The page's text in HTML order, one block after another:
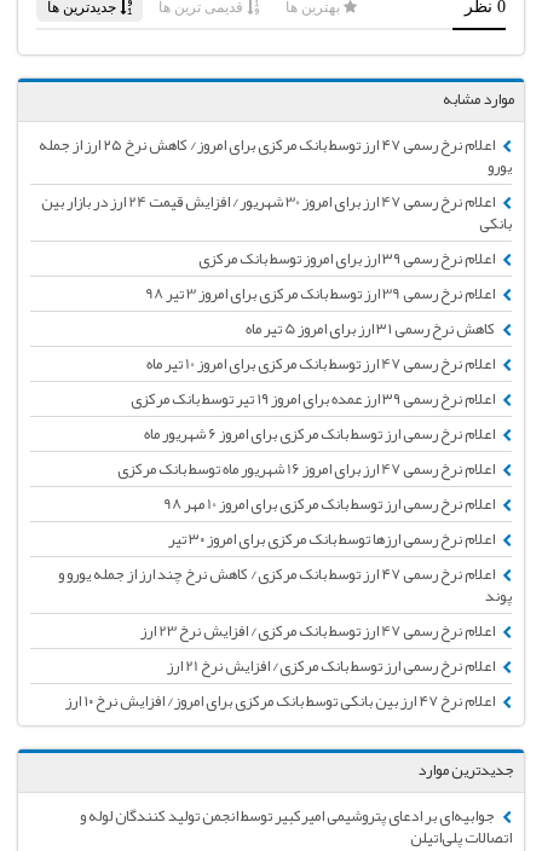
موارد مشابه
اعلام نرخ رسمی ۴۷ ارز توسط بانک مرکزی برای امروز/ کاهش نرخ ۲۵ ارز از جمله
یورو
اعلام نرخ رسمی 47 ارز برای امروز 30 شهریور/ افزایش قیمت 24 ارز در بازار بین
بانکی
اعلام نرخ رسمی ۳۹ ارز برای امروز توسط بانک مرکزی
اعلام نرخ رسمی 39 ارز توسط بانک مرکزی برای امروز 3 تیر 98
کاهش نرخ رسمی ۳۱ ارز برای امروز 5 تیر ماه
اعلام نرخ رسمی 47 ارز توسط بانک مرکزی برای امروز 10 تیر ماه
اعلام نرخ رسمی ۳۹ ارز عمده برای امروز ۱۹ تیر توسط بانک مرکزی
اعلام نرخ رسمی ارز توسط بانک مرکزی برای امروز 6 شهریور ماه
اعلام نرخ رسمی 47 ارز برای امروز 16 شهریور ماه توسط بانک مرکزی
اعلام نرخ رسمی ارز توسط بانک مرکزی برای امروز 10 مهر 98
اعلام نرخ رسمی ارزها توسط بانک مرکزی برای امروز ۳۰ تیر
اعلام نرخ رسمی ۴۷ ارز توسط بانک مرکزی/ کاهش نرخ چند ارز از جمله یورو و
پوند
اعلام نرخ رسمی 47 ارز توسط بانک مرکزی/ افزایش نرخ 23 ارز
اعلام نرخ رسمی ارز توسط بانک مرکزی/ افزایش نرخ 21 ارز
اعلام نرخ ۴۷ ارز بین بانکی توسط بانک مرکزی برای امروز/ افزایش نرخ ۱۰ ارز
جدیدترین موارد
جوابیه‌ای بر ادعای پتروشیمی امیرکبیر توسط انجمن تولید کنندگان لوله و
اتصالات پلی‌اتیلن